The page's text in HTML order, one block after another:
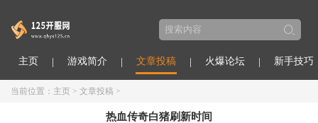
主页 游戏简介 文章投稿 火爆论坛 新手技巧
当前位置： 主页 > 文章投稿 >
热血传奇白猪刷新时间